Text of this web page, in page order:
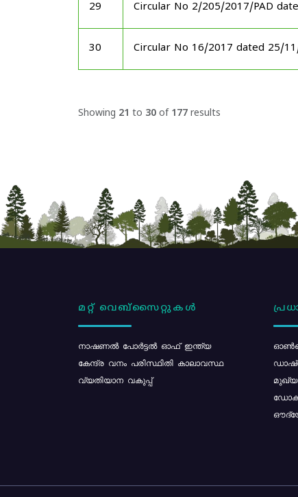
29 Circular No 2/205/2017/PAD
30 Circular No 16/2017 dated 25/
Showing 21 to 30 of 177 results
മറ്റ് വെബ്സൈറ്റുകൾ
നാഷണൽ പോർട്ടൽ ഓഫ് ഇന്ത്യ
കേന്ദ്ര വനം പരിസ്ഥിതി കാലാവസ്ഥ
വ്യതിയാന വകുപ്പ്